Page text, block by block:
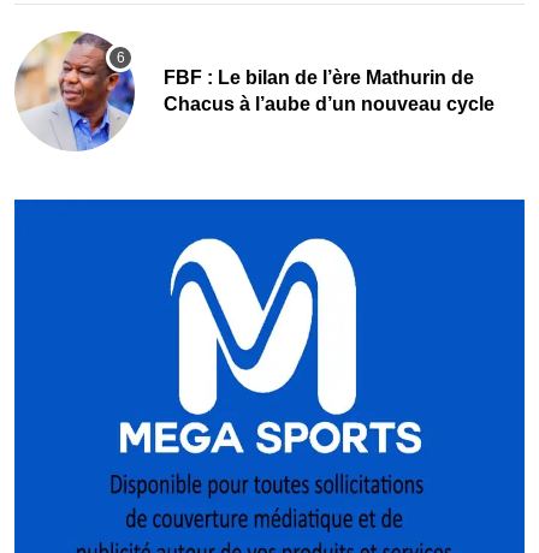
FBF : Le bilan de l’ère Mathurin de
Chacus à l’aube d’un nouveau cycle